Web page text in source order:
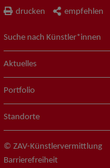
drucken empfehlen
Suche nach Künstler*innen
Aktuelles
Portfolio
Standorte
© ZAV-Künstlervermittlung
Barrierefreiheit